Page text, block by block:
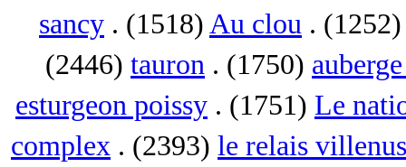
sancy . (1518) Au clou .
(2446) tauron . (1750)
esturgeon poissy . (1751) Le
complex . (2393) le relais villenus